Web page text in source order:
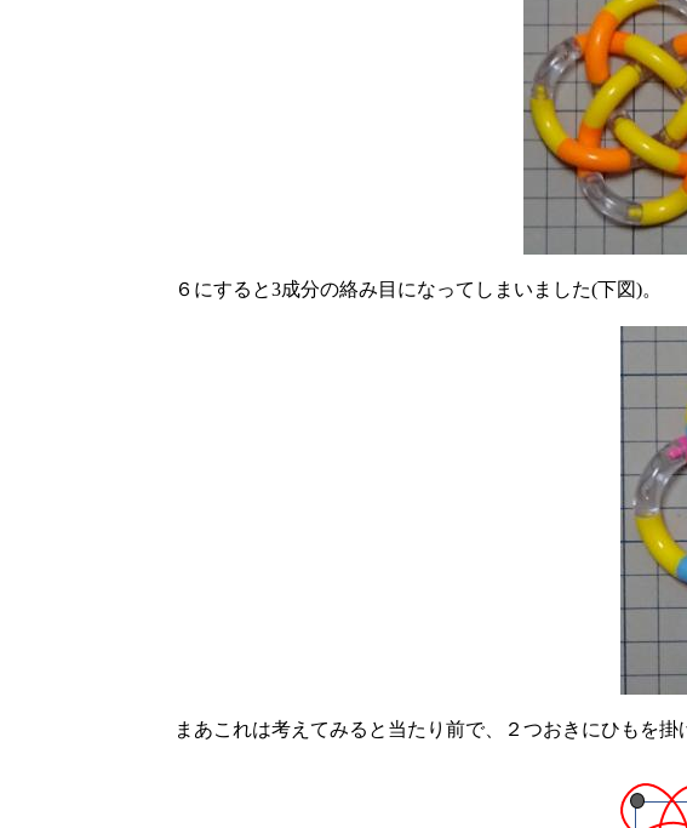
６にすると3成分の絡み目になってしまいました(下図)。
まあこれは考えてみると当たり前で、２つおきにひもを掛